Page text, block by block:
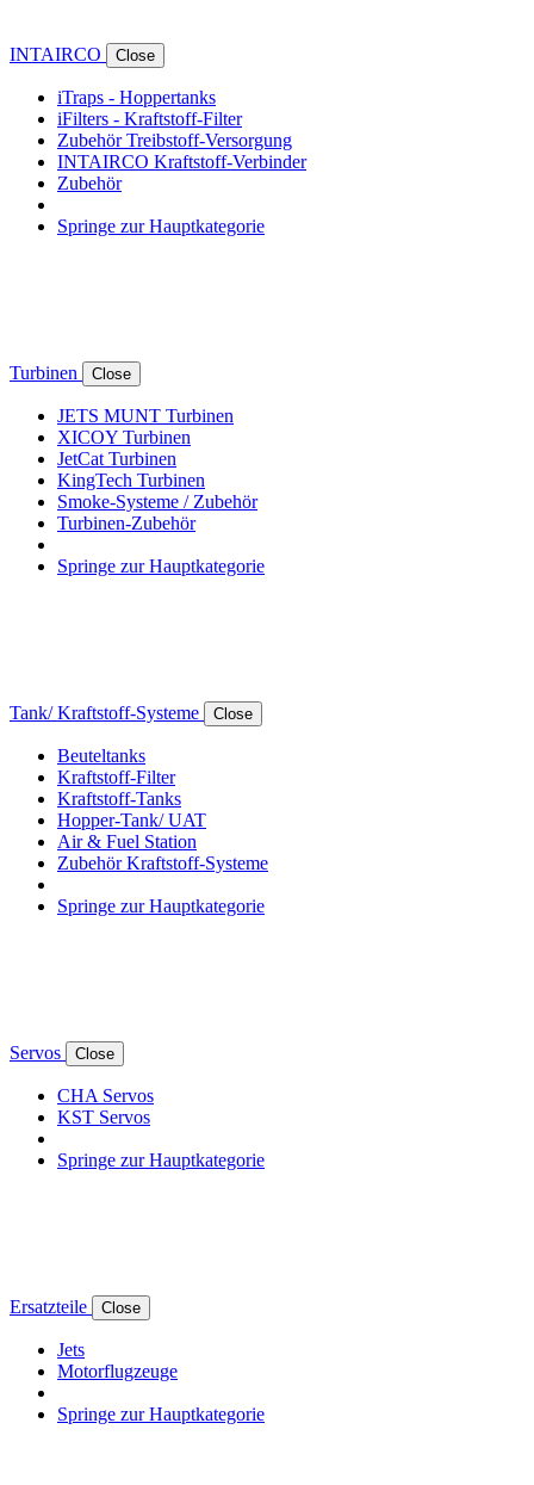
INTAIRCO Close
iTraps - Hoppertanks
iFilters - Kraftstoff-Filter
Zubehör Treibstoff-Versorgung
INTAIRCO Kraftstoff-Verbinder
Zubehör
Springe zur Hauptkategorie
Turbinen Close
JETS MUNT Turbinen
XICOY Turbinen
JetCat Turbinen
KingTech Turbinen
Smoke-Systeme / Zubehör
Turbinen-Zubehör
Springe zur Hauptkategorie
Tank/ Kraftstoff-Systeme Close
Beuteltanks
Kraftstoff-Filter
Kraftstoff-Tanks
Hopper-Tank/ UAT
Air & Fuel Station
Zubehör Kraftstoff-Systeme
Springe zur Hauptkategorie
Servos Close
CHA Servos
KST Servos
Springe zur Hauptkategorie
Ersatzteile Close
Jets
Motorflugzeuge
Springe zur Hauptkategorie